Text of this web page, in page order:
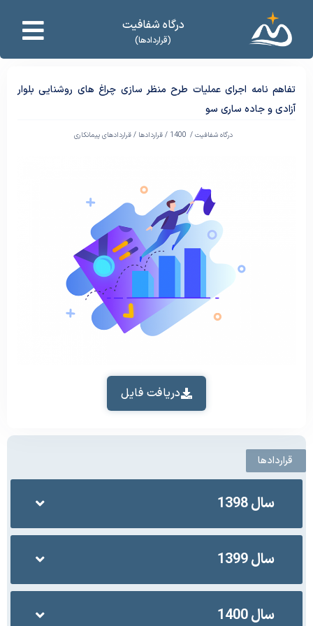
درگاه شفافیت
(قراردادها)
قراردادها
سال 1398
سال 1399
سال 1400
تفاهم نامه اجرای عملیات طرح منظر سازی چراغ های روشنایی بلوار
آزادی و جاده ساری سو
درگاه شفافیت / 1400
/قراردادها /قراردادهای پیمانکاری
دریافت فایل